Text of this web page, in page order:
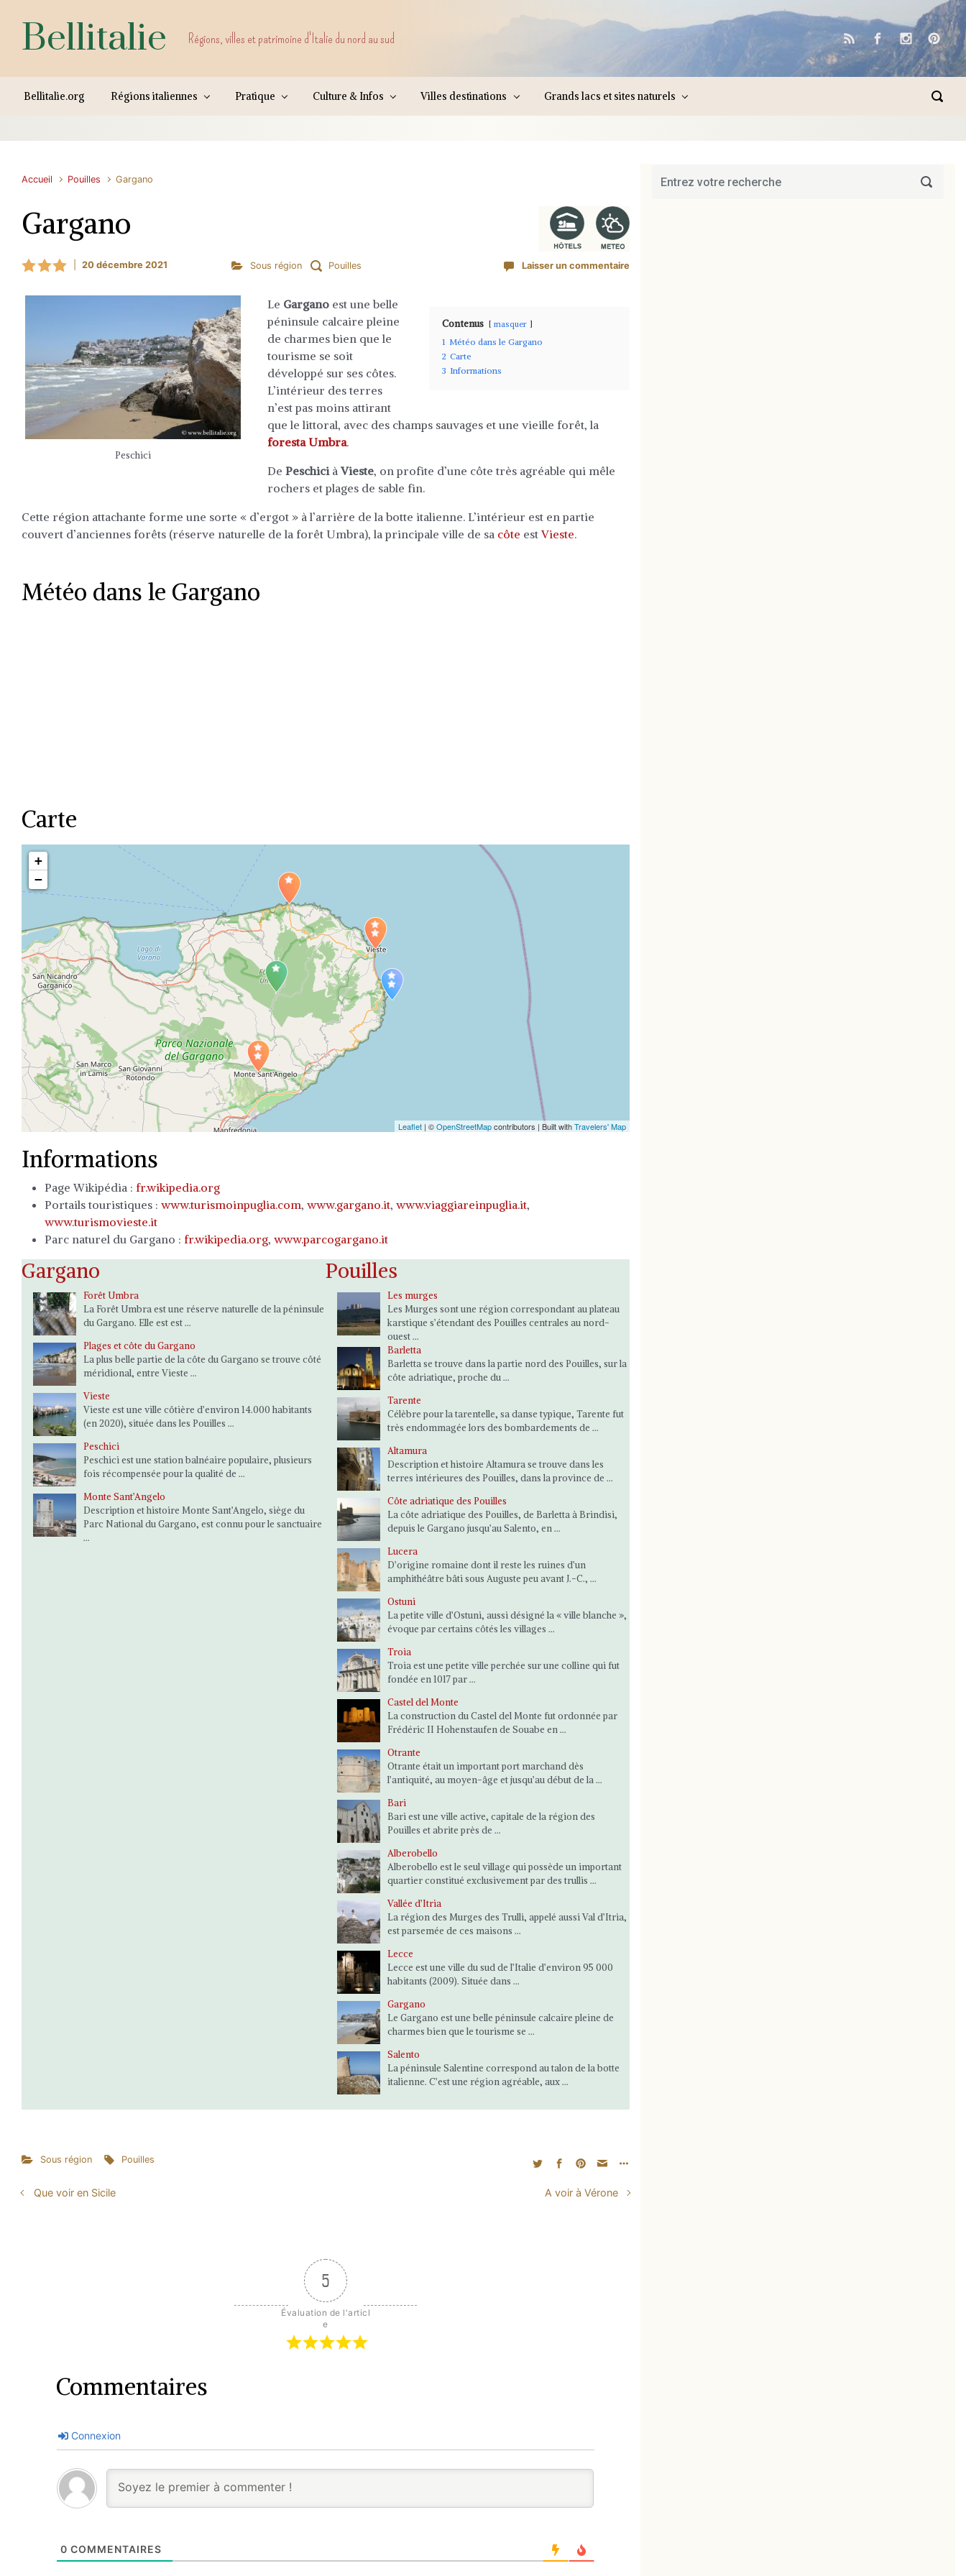
Bellitalie Régions, villes et patrimoine d'Italie du nord au sud
Bellitalie.org Régions italiennes Pratique Culture & Infos Villes destinations Grands lacs et sites naturels
Accueil Pouilles Gargano
Gargano
20 décembre 2021 Sous région Pouilles Laisser un commentaire
Contenus masquer
1 Météo dans le Gargano
2 Carte
3 Informations
Peschici
Le Gargano est une belle
péninsule calcaire pleine
de charmes bien que le
tourisme se soit
développé sur ses côtes.
L’intérieur des terres
n’est pas moins attirant
que le littoral, avec des champs sauvages et une vieille forêt, la
foresta Umbra.
De Peschicià Vieste, on profite d’une côte très agréable qui mêle
rochers et plages de sable fin.
Cette région attachante forme une sorte « d’ergot » à l’arrière de la botte italienne. L’intérieur est en partie
couvert d’anciennes forêts (réserve naturelle de la forêt Umbra), la principale ville de sa côte estVieste.
Météo dans le Gargano
Carte
Travelers' Map is loading...
If you see this after your page is loaded completely, leafletJS files are missing.
+
−
Leaflet | ©OpenStreetMapcontributors | Built withTravelers' Map
Informations
Page Wikipédia : fr.wikipedia.org
Portails touristiques : www.turismoinpuglia.com, www.gargano.it, www.viaggiareinpuglia.it,
www.turismovieste.it
Parc naturel du Gargano : fr.wikipedia.org, www.parcogargano.it
Gargano
Forêt Umbra
La Forêt Umbra est une réserve naturelle de la péninsule
du Gargano. Elle est est ...
Plages et côte du Gargano
La plus belle partie de la côte du Gargano se trouve côté
méridional, entre Vieste ...
Vieste
Vieste est une ville côtière d’environ 14.000 habitants
(en 2020), située dans les Pouilles ...
Peschici
Peschici est une station balnéaire populaire, plusieurs
fois récompensée pour la qualité de ...
Monte Sant’Angelo
Description et histoire Monte Sant’Angelo, siège du
Parc National du Gargano, est connu pour le sanctuaire
...
Pouilles
Les murges
Les Murges sont une région correspondant au plateau
karstique s’étendant des Pouilles centrales au nord-
ouest ...
Barletta
Barletta se trouve dans la partie nord des Pouilles, sur la
côte adriatique, proche du ...
Tarente
Célèbre pour la tarentelle, sa danse typique, Tarente fut
très endommagée lors des bombardements de ...
Altamura
Description et histoire Altamura se trouve dans les
terres intérieures des Pouilles, dans la province de ...
Côte adriatique des Pouilles
La côte adriatique des Pouilles, de Barletta à Brindisi,
depuis le Gargano jusqu’au Salento, en ...
Lucera
D’origine romaine dont il reste les ruines d’un
amphithéâtre bâti sous Auguste peu avant J.-C., ...
Ostuni
La petite ville d’Ostuni, aussi désigné la « ville blanche »,
évoque par certains côtés les villages ...
Troia
Troia est une petite ville perchée sur une colline qui fut
fondée en 1017 par ...
Castel del Monte
La construction du Castel del Monte fut ordonnée par
Frédéric II Hohenstaufen de Souabe en ...
Otrante
Otrante était un important port marchand dès
l’antiquité, au moyen-âge et jusqu’au début de la ...
Bari
Bari est une ville active, capitale de la région des
Pouilles et abrite près de ...
Alberobello
Alberobello est le seul village qui possède un important
quartier constitué exclusivement par des trullis ...
Vallée d’Itria
La région des Murges des Trulli, appelé aussi Val d’Itria,
est parsemée de ces maisons ...
Lecce
Lecce est une ville du sud de l’Italie d’environ 95 000
habitants (2009). Située dans ...
Gargano
Le Gargano est une belle péninsule calcaire pleine de
charmes bien que le tourisme se ...
Salento
La péninsule Salentine correspond au talon de la botte
italienne. C’est une région agréable, aux ...
Sous région Pouilles
Que voir en Sicile A voir à Vérone
5
Évaluation de l'articl
e
Commentaires
Connexion
0 COMMENTAIRES